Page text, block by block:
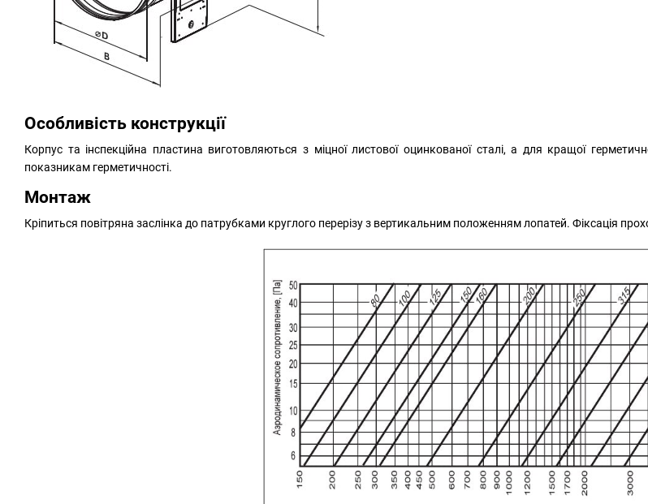
Особливість конструкції
Корпус та інспекційна пластина виготовляються з міцної листової оцинкованої сталі, а для кращої
показникам герметичності.
Монтаж
Кріпиться повітряна заслінка до патрубками круглого перерізу з вертикальним положенням лопатей. Фіксація